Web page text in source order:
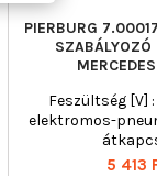
PIERBURG
SZABÁLYOZÓ
Feszültség [V]
elektromos-
Ár
5 413